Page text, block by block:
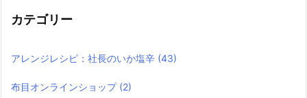
カテゴリー
アレンジレシピ：社長のいか塩辛 (43)
布目オンラインショップ (2)